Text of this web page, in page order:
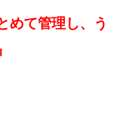
めて管理し、う